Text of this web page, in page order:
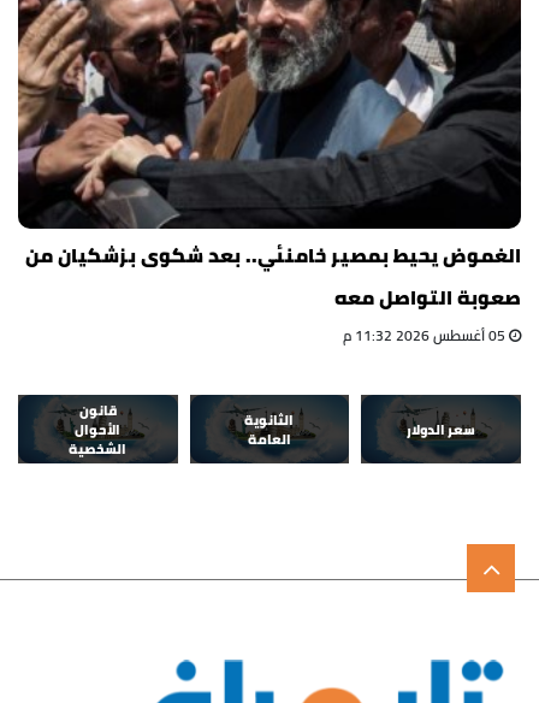
الغموض يحيط بمصير خامنئي.. بعد شكوى بزشكيان من
صعوبة التواصل معه
سعر الدولار
الثانوية
العامة
قانون
الأحوال
الشخصية